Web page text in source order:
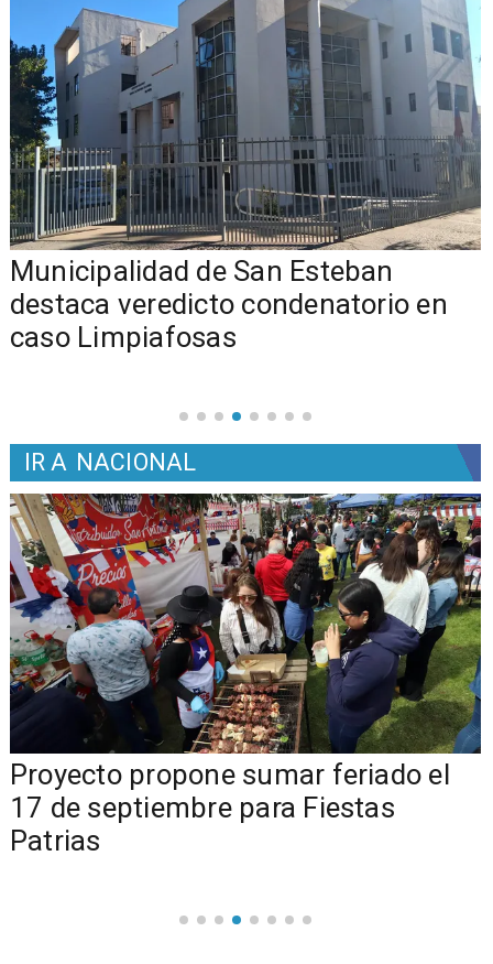
Municipalidad de San Esteban
destaca veredicto condenatorio en
caso Limpiafosas
IR A NACIONAL
Proyecto propone sumar feriado el
17 de septiembre para Fiestas
Patrias